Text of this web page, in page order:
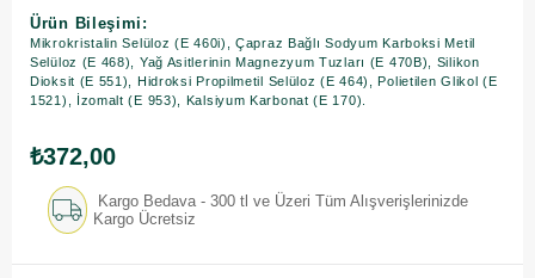
Ürün Bileşimi:
Mikrokristalin Selüloz (E 460i), Çapraz Bağlı Sodyum Karboksi Metil
Selüloz (E 468), Yağ Asitlerinin Magnezyum Tuzları (E 470B), Silikon
Dioksit (E 551), Hidroksi Propilmetil Selüloz (E 464), Polietilen Glikol (E
1521), İzomalt (E 953), Kalsiyum Karbonat (E 170).
₺372,00
Kargo Bedava - 300 tl ve Üzeri Tüm Alışverişlerinizde
Kargo Ücretsiz